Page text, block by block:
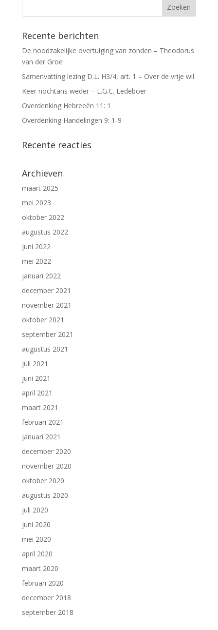
Recente berichten
De noodzakelijke overtuiging van zonden – Theodorus
van der Groe
Samenvatting lezing D.L. H3/4, art. 1 – Over de vrije wil
Keer nochtans weder – L.G.C. Ledeboer
Overdenking Hebreeën 11: 1
Overdenking Handelingen 9: 1-9
Recente reacties
Archieven
maart 2025
mei 2023
oktober 2022
augustus 2022
juni 2022
mei 2022
januari 2022
december 2021
november 2021
oktober 2021
september 2021
augustus 2021
juli 2021
juni 2021
april 2021
maart 2021
februari 2021
januari 2021
december 2020
november 2020
oktober 2020
augustus 2020
juli 2020
juni 2020
mei 2020
april 2020
maart 2020
februari 2020
december 2018
september 2018